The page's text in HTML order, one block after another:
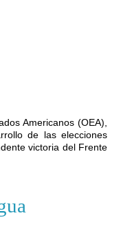
Americanos (OEA),
de las elecciones
victoria del Frente